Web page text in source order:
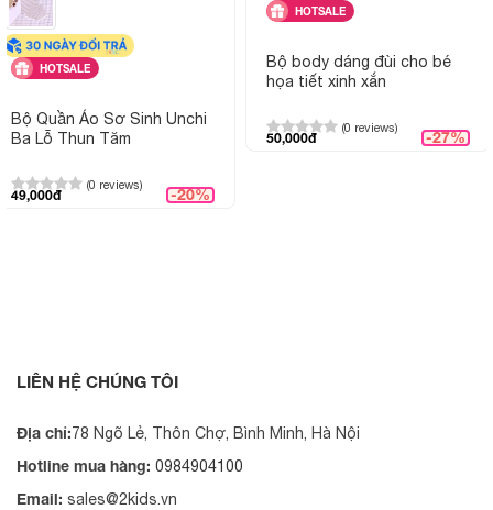
HOTSALE
Bộ Quần Áo Sơ Sinh Unchi
Ba Lỗ Thun Tăm
(0 reviews)
49,000đ -20%
HOTSALE
Bộ body dáng đùi cho bé
họa tiết xinh xắn
(0 reviews)
50,000đ -27%
LIÊN HỆ CHÚNG TÔI
Địa chỉ:78 Ngõ Lẻ, Thôn Chợ, Bình Minh, Hà Nội
Hotline mua hàng: 0984904100
Email: sales@2kids.vn